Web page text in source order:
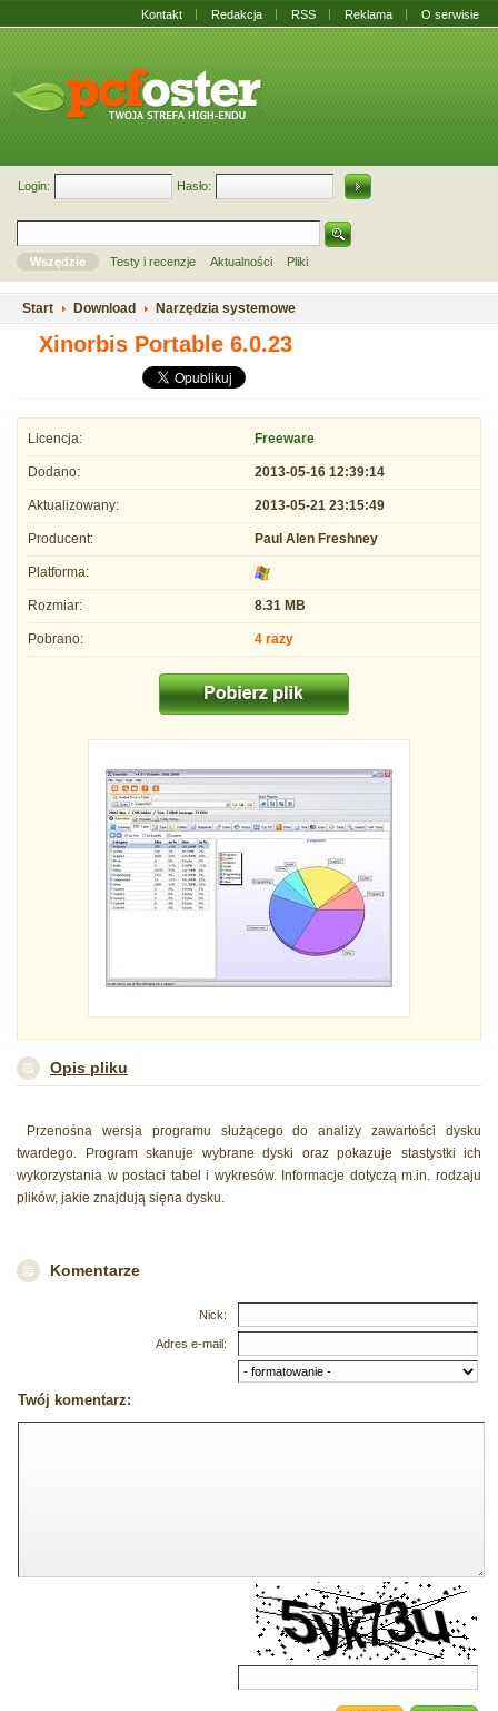
Kontakt Redakcja RSS Reklama O serwisie
Login: Hasło:
Wszędzie Testy i recenzje Aktualności Pliki
Start Download Narzędzia systemowe
Xinorbis Portable 6.0.23
Licencja: Freeware
Dodano: 2013-05-16 12:39:14
Aktualizowany: 2013-05-21 23:15:49
Producent: Paul Alen Freshney
Platforma:
Rozmiar: 8.31 MB
Pobrano: 4 razy
Opis pliku
Przenośna wersja programu służącego do analizy zawartości dysku
twardego. Program skanuje wybrane dyski oraz pokazuje stastystki ich
wykorzystania w postaci tabel i wykresów. Informacje dotyczą m.in. rodzaju
plików, jakie znajdują sięna dysku.
Komentarze
Nick:
Adres e-mail:
Twój komentarz: